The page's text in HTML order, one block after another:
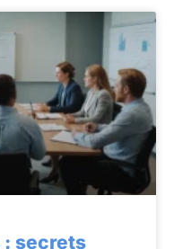
: secrets